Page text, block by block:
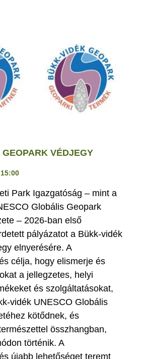
VÉDJEGY
Park Igazgatóság – mint a
Globális Geopark
– 2026-ban első
pályázatot a Bükk-vidék
elnyerésére. A
célja, hogy elismerje és
a jellegzetes, helyi
és szolgáltatásokat,
vidék UNESCO Globális
kötődnek, és
összhangban,
történik. A
újabb lehetőséget teremt